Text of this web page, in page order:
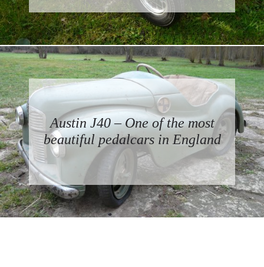
Austin J40 – One of the most
beautiful pedalcars in England